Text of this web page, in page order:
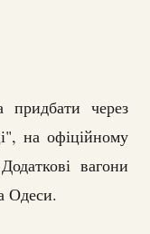
придбати через
на офіційному
вагони
Одеси.